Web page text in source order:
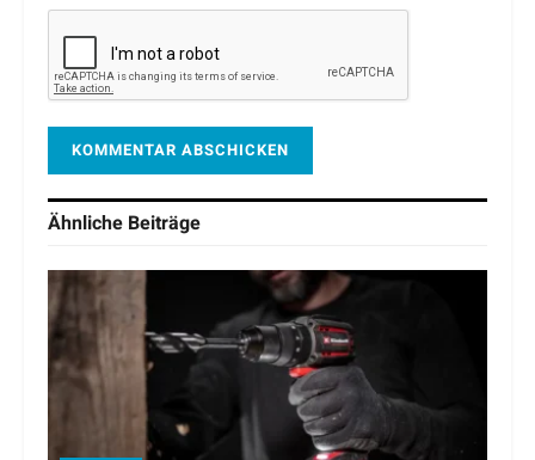
Ähnliche Beiträge